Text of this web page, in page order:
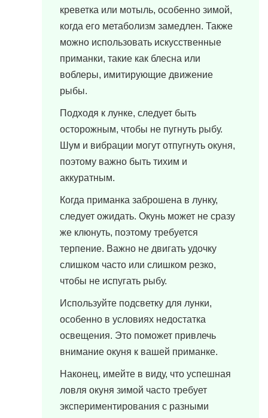
креветка или мотыль, особенно зимой,
когда его метаболизм замедлен. Также
можно использовать искусственные
приманки, такие как блесна или
воблеры, имитирующие движение
рыбы.
Подходя к лунке, следует быть
осторожным, чтобы не пугнуть рыбу.
Шум и вибрации могут отпугнуть окуня,
поэтому важно быть тихим и
аккуратным.
Когда приманка заброшена в лунку,
следует ожидать. Окунь может не сразу
же клюнуть, поэтому требуется
терпение. Важно не двигать удочку
слишком часто или слишком резко,
чтобы не испугать рыбу.
Используйте подсветку для лунки,
особенно в условиях недостатка
освещения. Это поможет привлечь
внимание окуня к вашей приманке.
Наконец, имейте в виду, что успешная
ловля окуня зимой часто требует
экспериментирования с разными